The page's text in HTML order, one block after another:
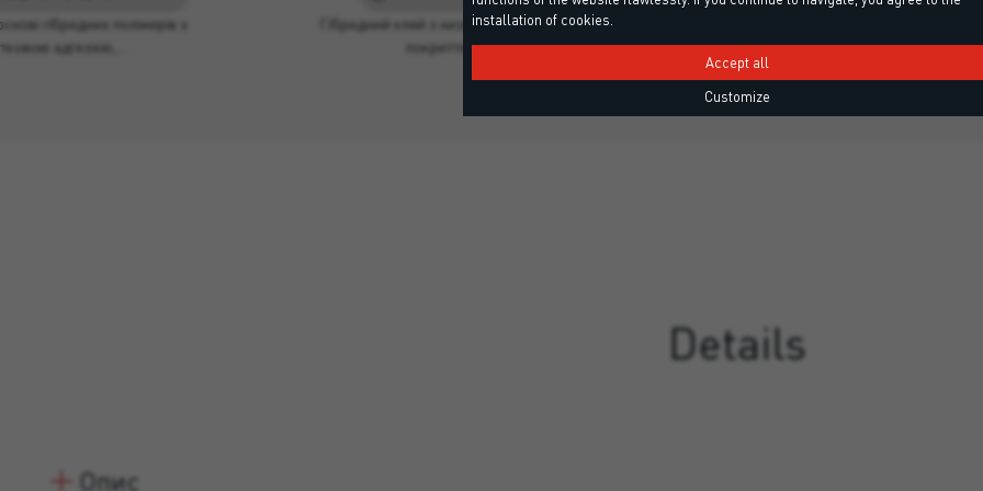
гібридних полімерів з
адгезією,…
Гібридний клей з низькою в'язкістю для склеювання
покриттів із натурального…
Клей-герметик на
подовженим часом
Details
Опис
installation of cookies.
Accept all
Customize